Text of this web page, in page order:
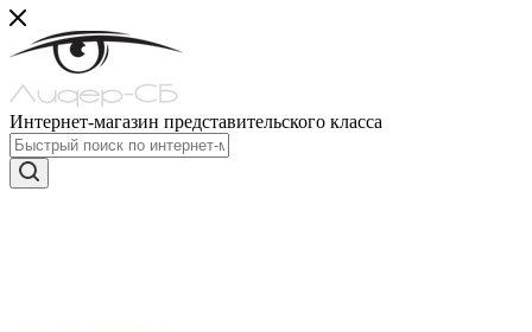
Интернет-магазин представительского класса